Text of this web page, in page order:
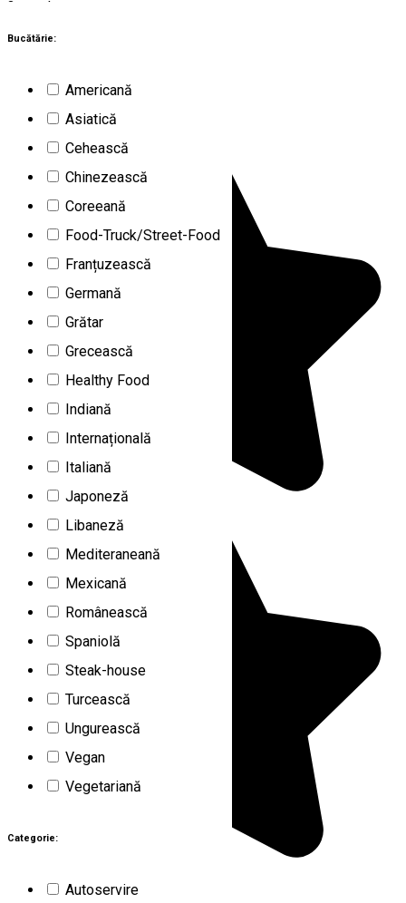
Bucătărie:
Americană
Asiatică
Cehească
Chinezească
Coreeană
Food-Truck/Street-Food
Franțuzească
Germană
Grătar
Grecească
Healthy Food
Indiană
Internațională
Italiană
Japoneză
Libaneză
Mediteraneană
Mexicană
Românească
Spaniolă
Steak-house
Turcească
Ungurească
Vegan
Vegetariană
Categorie:
Autoservire
3
rezultate
Constanța (CT)
Ana și Ion